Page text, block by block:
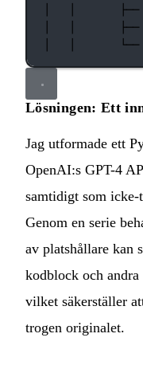
├──
├──
└──
Lösningen: Ett
Jag utformade ett
OpenAI:s GPT-4
samtidigt som icke-
Genom en serie
av platshållare kan
kodblock och andra
vilket säkerställer
trogen originalet.